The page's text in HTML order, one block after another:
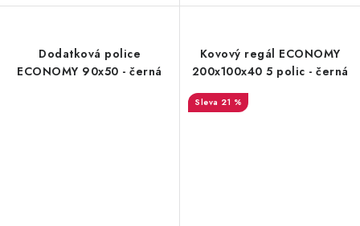
Dodatková police
ECONOMY 90x50 - černá
Kovový regál ECONOMY
200x100x40 5 polic - černá
21 %